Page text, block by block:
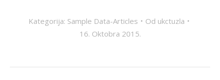
Kategorija: Sample Data-Articles Od ukctuzla
16. Oktobra 2015.